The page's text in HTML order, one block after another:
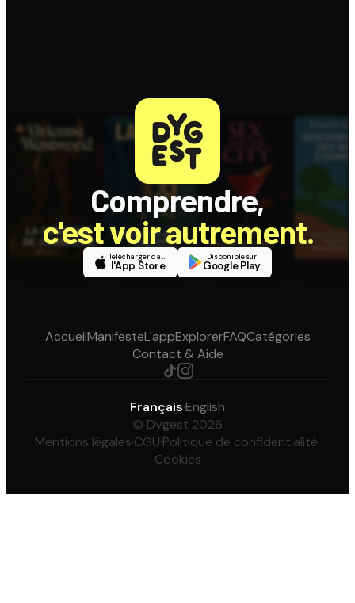
Comprendre,
c'est voir autrement.
Télécharger dans
l'App Store
Disponible sur
Google Play
AccueilManifesteL'appExplorerFAQCatégories
Contact & Aide
Français·English
© Dygest 2026
Mentions légales·CGU·Politique de confidentialité·
Cookies